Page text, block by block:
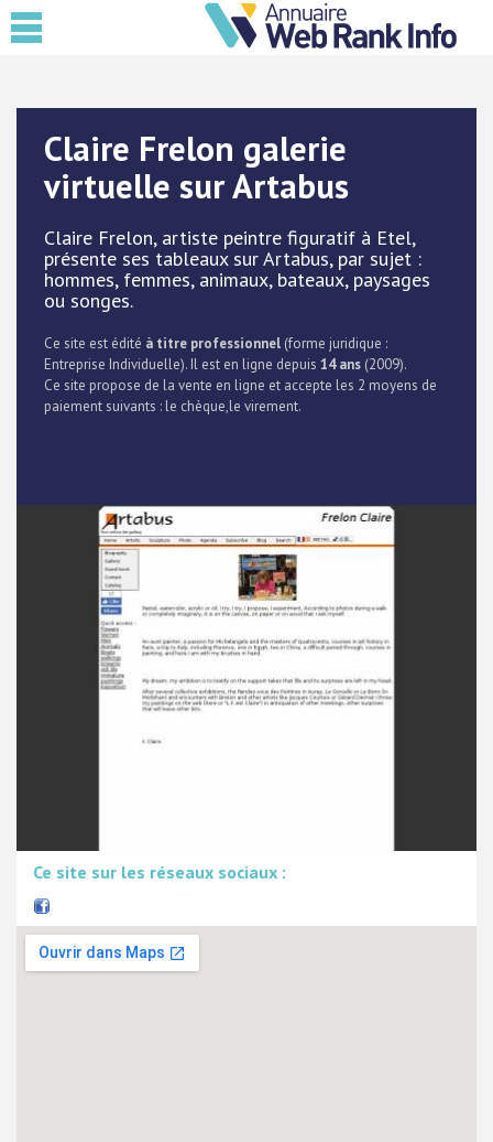
Claire Frelon galerie
virtuelle sur Artabus
Claire Frelon, artiste peintre figuratif à Etel,
présente ses tableaux sur Artabus, par sujet :
hommes, femmes, animaux, bateaux, paysages
ou songes.
Ce site est édité à titre professionnel (forme juridique :
Entreprise Individuelle). Il est en ligne depuis 14 ans (2009).
Ce site propose de la vente en ligne et accepte les 2 moyens de
paiement suivants : le chèque,le virement.
Ce site sur les réseaux sociaux :